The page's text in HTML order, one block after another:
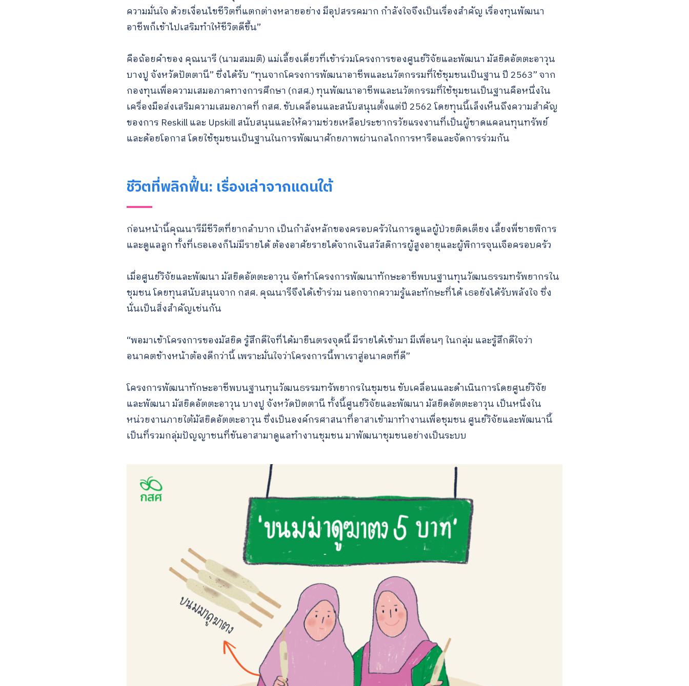
for:
ความมั่นใจ ด้วยเงื่อนไขชีวิตที่แตกต่างหลายอย่าง มีอุปสรรคมาก กำลังใจจึงเป็นเรื่องสำคัญ เรื่องทุนพัฒนา
อาชีพก็เข้าไปเสริมทำให้ชีวิตดีขึ้น”
คือถ้อยคำของ คุณนารี (นามสมมติ) แม่เลี้ยงเดี่ยวที่เข้าร่วมโครงการของศูนย์วิจัยและพัฒนา มัสยิดอัตตะอาวุน
บางปู จังหวัดปัตตานี” ซึ่งได้รับ “ทุนจากโครงการพัฒนาอาชีพและนวัตกรรมที่ใช้ชุมชนเป็นฐาน ปี 2563” จาก
กองทุนเพื่อความเสมอภาคทางการศึกษา (กสศ.) ทุนพัฒนาอาชีพและนวัตกรรมที่ใช้ชุมชนเป็นฐานคือหนึ่งใน
เครื่องมือส่งเสริมความเสมอภาคที่ กสศ. ขับเคลื่อนและสนับสนุนตั้งแต่ปี 2562 โดยทุนนี้เล็งเห็นถึงความสำคัญ
ของการ Reskill และ Upskill สนับสนุนและให้ความช่วยเหลือประชากรวัยแรงงานที่เป็นผู้ขาดแคลนทุนทรัพย์
และด้อยโอกาส โดยใช้ชุมชนเป็นฐานในการพัฒนาศักยภาพผ่านกลไกการหารือและจัดการร่วมกัน
ชีวิตที่พลิกฟื้น: เรื่องเล่าจากแดนใต้
ก่อนหน้านี้คุณนารีมีชีวิตที่ยากลำบาก เป็นกำลังหลักของครอบครัวในการดูแลผู้ป่วยติดเตียง เลี้ยงพี่ชายพิการ
และดูแลลูก ทั้งที่เธอเองก็ไม่มีรายได้ ต้องอาศัยรายได้จากเงินสวัสดิการผู้สูงอายุและผู้พิการจุนเจือครอบครัว
เมื่อศูนย์วิจัยและพัฒนา มัสยิดอัตตะอาวุน จัดทำโครงการพัฒนาทักษะอาชีพบนฐานทุนวัฒนธรรมทรัพยากรใน
ชุมชน โดยทุนสนับสนุนจาก กสศ. คุณนารีจึงได้เข้าร่วม นอกจากความรู้และทักษะที่ได้ เธอยังได้รับพลังใจ ซึ่ง
นั่นเป็นสิ่งสำคัญเช่นกัน
“พอมาเข้าโครงการของมัสยิด รู้สึกดีใจที่ได้มายืนตรงจุดนี้ มีรายได้เข้ามา มีเพื่อนๆ ในกลุ่ม และรู้สึกดีใจว่า
อนาคตข้างหน้าต้องดีกว่านี้ เพราะมั่นใจว่าโครงการนี้พาเราสู่อนาคตที่ดี”
โครงการพัฒนาทักษะอาชีพบนฐานทุนวัฒนธรรมทรัพยากรในชุมชน ขับเคลื่อนและดำเนินการโดยศูนย์วิจัย
และพัฒนา มัสยิดอัตตะอาวุน บางปู จังหวัดปัตตานี ทั้งนี้ศูนย์วิจัยและพัฒนา มัสยิดอัตตะอาวุน เป็นหนึ่งใน
หน่วยงานภายใต้มัสยิดอัตตะอาวุน ซึ่งเป็นองค์กรศาสนาที่อาสาเข้ามาทำงานเพื่อชุมชน ศูนย์วิจัยและพัฒนานี้
เป็นที่รวมกลุ่มปัญญาชนที่ขันอาสามาดูแลทำงานชุมชน มาพัฒนาชุมชนอย่างเป็นระบบ